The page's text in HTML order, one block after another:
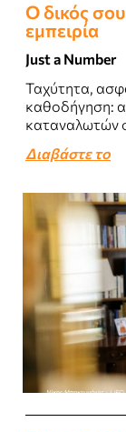
Ο δικός
εμπειρία
Just a Number
Ταχύτητα,
καθοδήγηση:
καταναλωτών
Διαβάστε το